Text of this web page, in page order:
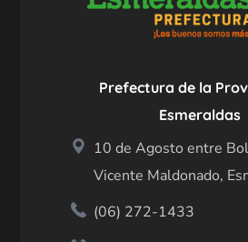
Prefectura de la
Esmeraldas
10 de Agosto entre
Vicente Maldonado,
(06) 272-1433